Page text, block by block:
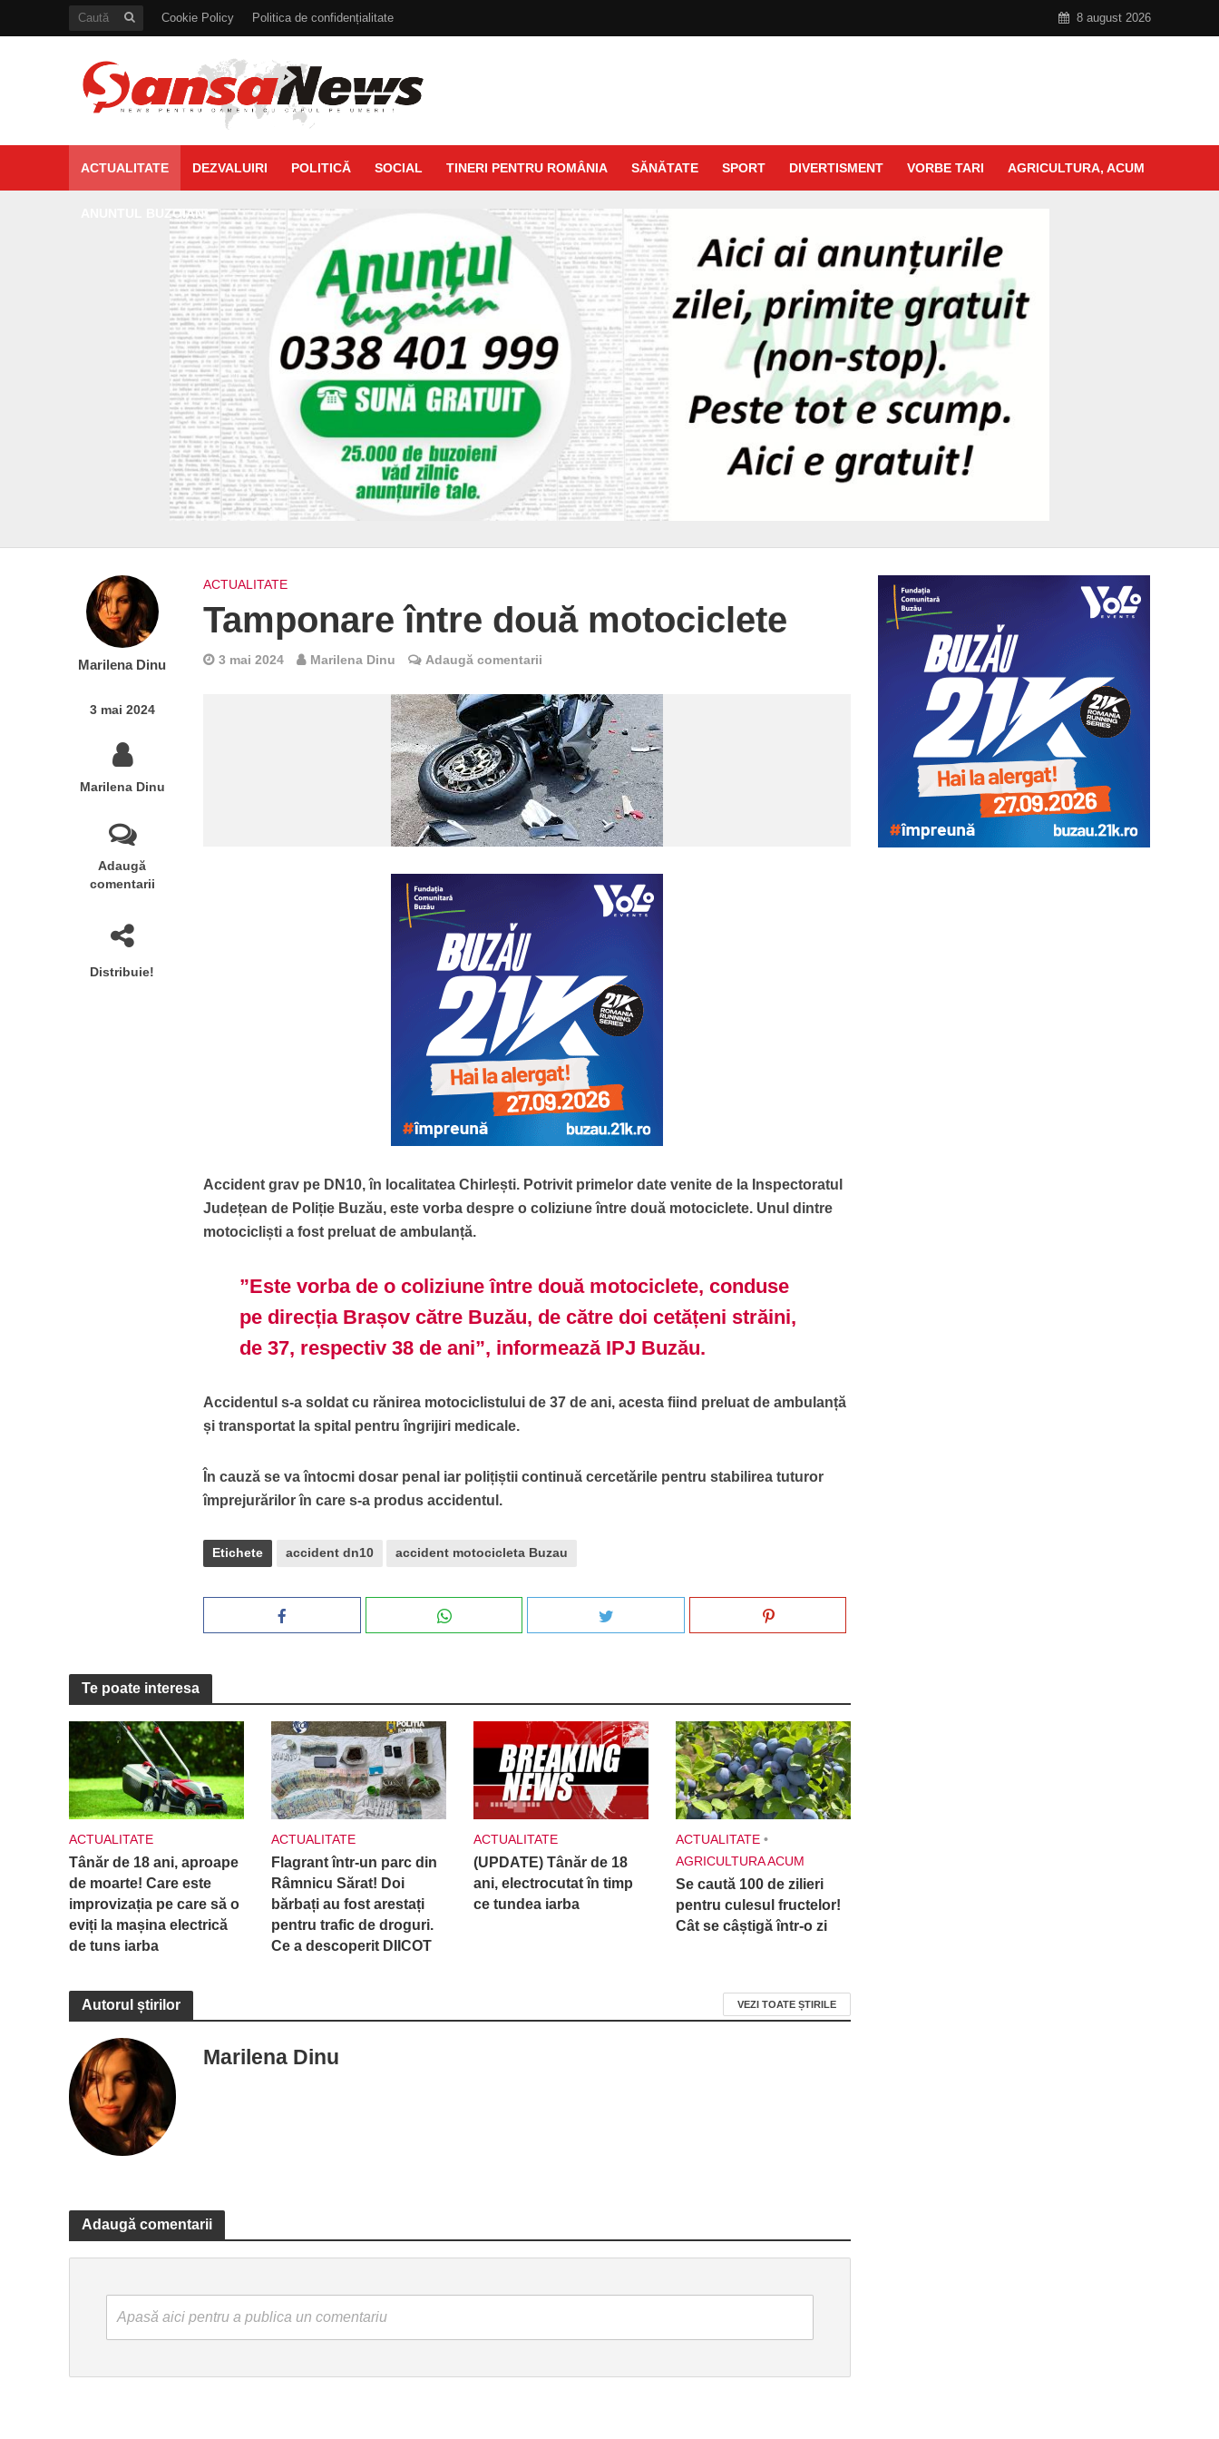
Cookie Policy Politica de confidențialitate 8 august 2026
ACTUALITATE DEZVALUIRI POLITICĂ SOCIAL TINERI PENTRU ROMÂNIA SĂNĂTATE SPORT DIVERTISMENT VORBE TARI AGRICULTURA, ACUM
ANUNTUL BUZOIAN
Marilena Dinu
3 mai 2024
Marilena Dinu
Adaugă
comentarii
Distribuie!
ACTUALITATE
Tamponare între două motociclete
3 mai 2024 Marilena Dinu Adaugă comentarii
Accident grav pe DN10, în localitatea Chirlești. Potrivit primelor date venite de la Inspectoratul
Județean de Poliție Buzău, este vorba despre o coliziune între două motociclete. Unul dintre
motocicliști a fost preluat de ambulanță.
”Este vorba de o coliziune între două motociclete, conduse
pe direcția Brașov către Buzău, de către doi cetățeni străini,
de 37, respectiv 38 de ani”, informează IPJ Buzău.
Accidentul s-a soldat cu rănirea motociclistului de 37 de ani, acesta fiind preluat de ambulanță
și transportat la spital pentru îngrijiri medicale.
În cauză se va întocmi dosar penal iar polițiștii continuă cercetările pentru stabilirea tuturor
împrejurărilor în care s-a produs accidentul.
Etichete accident dn10 accident motocicleta Buzau
Te poate interesa
ACTUALITATE
Tânăr de 18 ani, aproape
de moarte! Care este
improvizația pe care să o
eviți la mașina electrică
de tuns iarba
ACTUALITATE
Flagrant într-un parc din
Râmnicu Sărat! Doi
bărbați au fost arestați
pentru trafic de droguri.
Ce a descoperit DIICOT
ACTUALITATE
(UPDATE) Tânăr de 18
ani, electrocutat în timp
ce tundea iarba
ACTUALITATE •
AGRICULTURA ACUM
Se caută 100 de zilieri
pentru culesul fructelor!
Cât se câștigă într-o zi
Autorul știrilor VEZI TOATE ȘTIRILE
Marilena Dinu
Adaugă comentarii
Apasă aici pentru a publica un comentariu